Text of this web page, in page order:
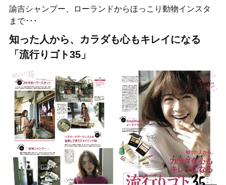
諭吉シャンプー、ローランドからほっこり動物インスタ
まで･･･
知った人から、カラダも心もキレイになる
「流行りゴト35」